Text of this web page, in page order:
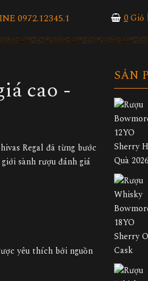
0972.12345.1 0Giỏ
cao -
Regal đã từng bước
sành rượu đánh giá
yêu thích bởi nguồn
SẢN